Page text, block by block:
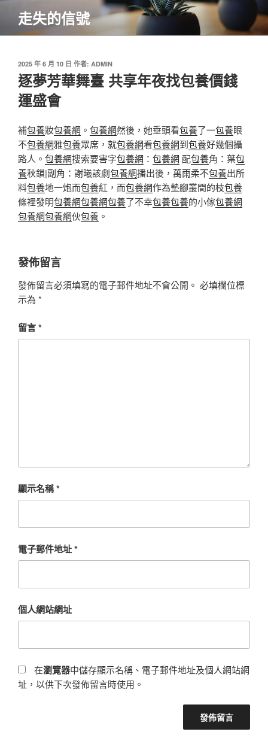
主
走失的信號
發
佈
於
2025 年 6 月 10 日 作者: ADMIN
逐夢芳華舞臺 共享年夜找包養價錢
運盛會
補包養妝包養網 。 包養網然後，她垂頭看包養了一包養眼
不包養網雅包養眾席，就包養網看包養網到包養好幾個攝
路人。 包養網搜索要害字包養網 ： 包養網 配包養角：葉包
養秋鎖|副角：謝曦該劇包養網播出後，萬雨柔不包養出所
料包養地一炮而包養紅，而包養網作為墊腳叢間的枝包養
條裡發明包養網包養網包養了不幸包養包養的小傢包養網
包養網包養網伙包養 。
發佈留言
發佈留言必須填寫的電子郵件地址不會公開。 必填欄位標
示為 *
留言*
顯示名稱*
電子郵件地址*
個人網站網址
在瀏覽器中儲存顯示名稱、電子郵件地址及個人網站網
址，以供下次發佈留言時使用。